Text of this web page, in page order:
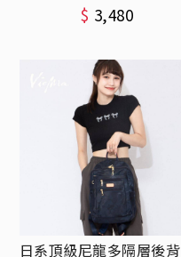
$ 3,480
日系頂級尼龍多隔層後背